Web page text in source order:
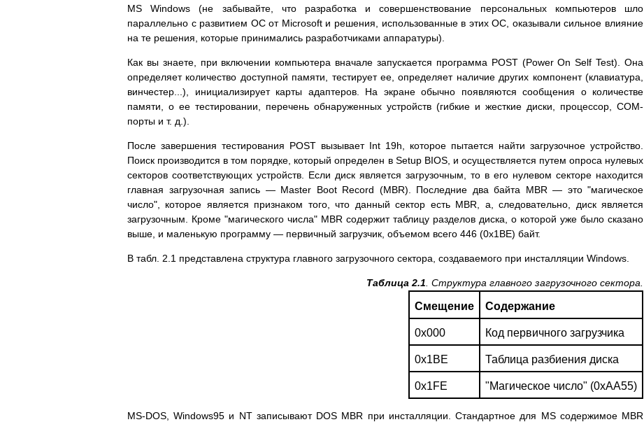
MS Windows (не забывайте, что разработка и совершенствование персональных компьютеров шло
параллельно с развитием ОС от Microsoft и решения, использованные в этих ОС, оказывали сильное влияние
на те решения, которые принимались разработчиками аппаратуры).
Как вы знаете, при включении компьютера вначале запускается программа POST (Power On Self Test). Она
определяет количество доступной памяти, тестирует ее, определяет наличие других компонент (клавиатура,
винчестер...), инициализирует карты адаптеров. На экране обычно появляются сообщения о количестве
памяти, о ее тестировании, перечень обнаруженных устройств (гибкие и жесткие диски, процессор, COM-
порты и т. д.).
После завершения тестирования POST вызывает Int 19h, которое пытается найти загрузочное устройство.
Поиск производится в том порядке, который определен в Setup BIOS, и осуществляется путем опроса нулевых
секторов соответствующих устройств. Если диск является загрузочным, то в его нулевом секторе находится
главная загрузочная запись — Master Boot Record (MBR). Последние два байта MBR — это "магическое
число", которое является признаком того, что данный сектор есть MBR, а, следовательно, диск является
загрузочным. Кроме "магического числа" MBR содержит таблицу разделов диска, о которой уже было сказано
выше, и маленькую программу — первичный загрузчик, объемом всего 446 (0x1BE) байт.
В табл. 2.1 представлена структура главного загрузочного сектора, создаваемого при инсталляции Windows.
Таблица 2.1 . Структура главного загрузочного сектора.
Смещение Содержание
0x000 Код первичного загрузчика
0x1BE Таблица разбиения диска
0x1FE "Магическое число" (0xAA55)
MS-DOS, Windows95 и NT записывают DOS MBR при инсталляции. Стандартное для MS содержимое MBR